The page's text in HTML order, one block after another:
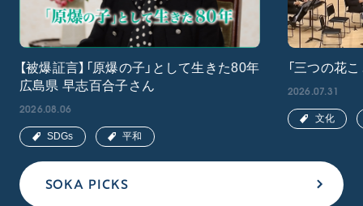
SOKA PICKS
【被爆証言】「原爆の子」として生きた80年
広島県 早志百合子さん
2026.08.06
SDGs 平和
「三つの花
2026.07.31
文化